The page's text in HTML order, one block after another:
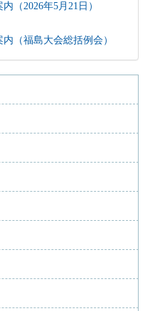
（2026年5月21日）
（福島大会総括例会）
（伊予史談会との合同例
内（加能地域史研究会との
（2025年9月27日）
7月12日）
5月30日）